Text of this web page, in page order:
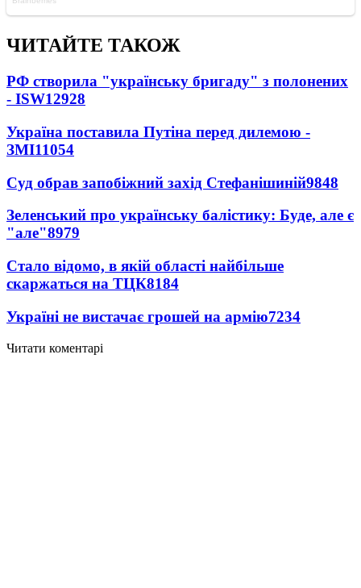
ЧИТАЙТЕ ТАКОЖ
РФ створила "українську бригаду" з полонених
- ISW12928
Україна поставила Путіна перед дилемою -
ЗМІ11054
Суд обрав запобіжний захід Стефанішиній9848
Зеленський про українську балістику: Буде, але є
"але"8979
Стало відомо, в якій області найбільше
скаржаться на ТЦК8184
Україні не вистачає грошей на армію7234
Читати коментарі